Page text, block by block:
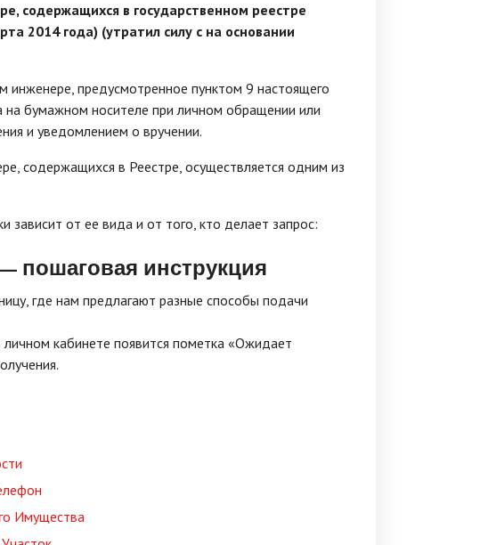
содержащихся в государственном реестре
2014 года) (утратил силу с на основании
предусмотренное пунктом 9 настоящего
на бумажном носителе при личном обращении или
и уведомлением о вручении.
содержащихся в Реестре, осуществляется одним из
зависит от ее вида и от того, кто делает запрос:
пошаговая инструкция
где нам предлагают разные способы подачи
личном кабинете появится пометка «Ожидает
Имущества